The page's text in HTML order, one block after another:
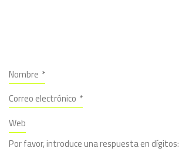
Nombre *
Correo electrónico *
Web
Por favor, introduce una respuesta en dígitos: